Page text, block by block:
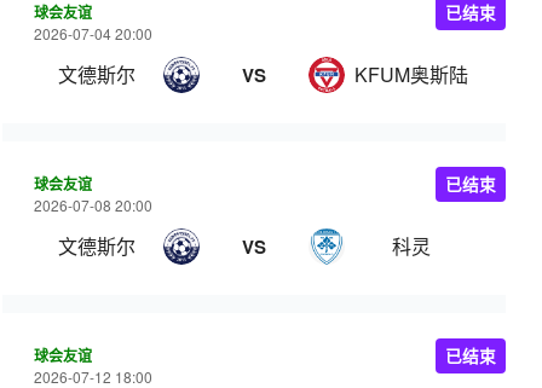
球会友谊
2026-07-04 20:00
文德斯尔 VS KFUM奥斯陆
已结束
球会友谊
2026-07-08 20:00
文德斯尔 VS 科灵
已结束
球会友谊
2026-07-12 18:00
已结束